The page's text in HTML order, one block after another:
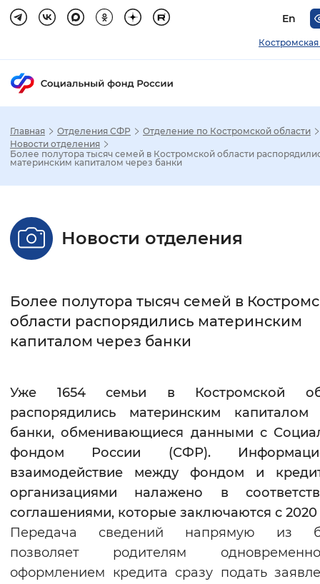
En
Костромская
Стандартный Увеличенный
Без засечек С засечками
Интервал между буквами
Цвет сайта
Монохромный Инверсивный
Синий фон
Изображения
Включены Выключены
Звуковой ассистент
Главная Отделения СФР
Отделение по Костромской области
Новости отделения
Более полутора тысяч семей в Костромской области
материнским капиталом через банки
Новости отделения
Более полутора тысяч семей в
области распорядились материнским
капиталом через банки
Уже 1654 семьи в Костромской
распорядились материнским капиталом
банки, обменивающиеся данными с
фондом России (СФР).
взаимодействие между фондом и
организациями налажено в
соглашениями, которые заключаются с 2020
Передача сведений напрямую из
позволяет родителям
оформлением кредита сразу подать